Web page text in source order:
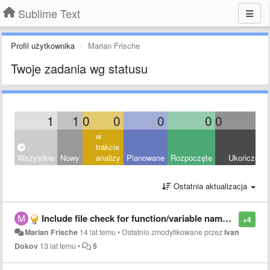
Sublime Text
Profil użytkownika Marian Frische
Twoje zadania wg statusu
1 1 0 0 0 0 0
Wszystkie Nowy
w
trakcie
analizy
Planowane Rozpoczęte Ukończony
Ostatnia aktualizacja
+4
Include file check for function/variable names + user struct/class highlighting
Marian Frische 14 lat temu •Ostatnio zmodyfikowane przezIvan
Dokov 13 lat temu • 5